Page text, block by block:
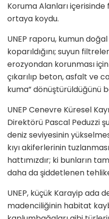
Koruma Alanları
ortaya koydu.
UNEP raporu, kumun
koparıldığını; suyun
erozyondan korunması
çıkarılıp beton, asfalt ve
kuma” dönüştürüldüğünü
UNEP Cenevre Küresel
Direktörü Pascal Peduzzi
deniz seviyesinin
kıyı akiferlerinin
hattımızdır; ki bunların
daha da şiddetlenen
UNEP, küçük Karayip ada
madenciliğinin habitat